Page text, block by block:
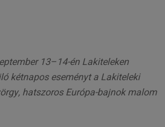
13–14-én Lakiteleken
kétnapos eseményt a Lakiteleki
hatszoros Európa-bajnok malom